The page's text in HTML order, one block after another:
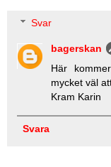
Svar
bagerskan
Här
mycket väl
Kram Karin
Svara